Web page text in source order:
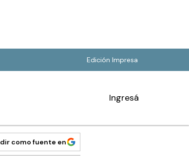
Edición Impresa
Ingresá
como fuente en